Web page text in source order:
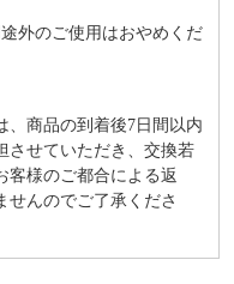
外のご使⽤はおやめくだ
、商品の到着後7日間以内
させていただき、交換若
客様のご都合による返
せんのでご了承くださ